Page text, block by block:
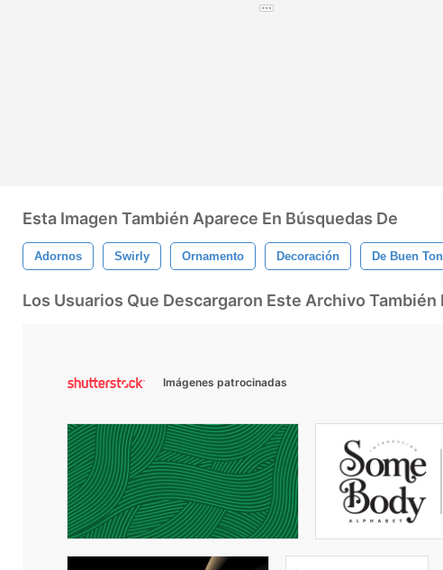
Esta Imagen También Aparece En Búsquedas De
Adornos Swirly Ornamento Decoración De Buen
Los Usuarios Que Descargaron Este Archivo También
Imágenes patrocinadas